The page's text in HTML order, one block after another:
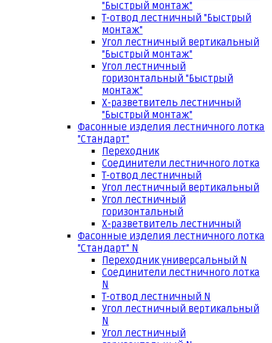
"Быстрый монтаж"
Т-отвод лестничный "Быстрый
монтаж"
Угол лестничный вертикальный
"Быстрый монтаж"
Угол лестничный
горизонтальный "Быстрый
монтаж"
Х-разветвитель лестничный
"Быстрый монтаж"
Фасонные изделия лестничного лотка
"Стандарт"
Переходник
Соединители лестничного лотка
Т-отвод лестничный
Угол лестничный вертикальный
Угол лестничный
горизонтальный
Х-разветвитель лестничный
Фасонные изделия лестничного лотка
"Стандарт" N
Переходник универсальный N
Соединители лестничного лотка
N
Т-отвод лестничный N
Угол лестничный вертикальный
N
Угол лестничный